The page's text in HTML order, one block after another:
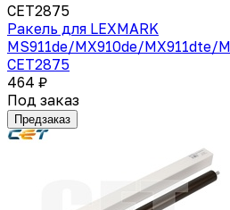
CET2875
Ракель для LEXMARK
MS911de/MX910de/MX911dte/
CET2875
464 ₽
Под заказ
Предзаказ